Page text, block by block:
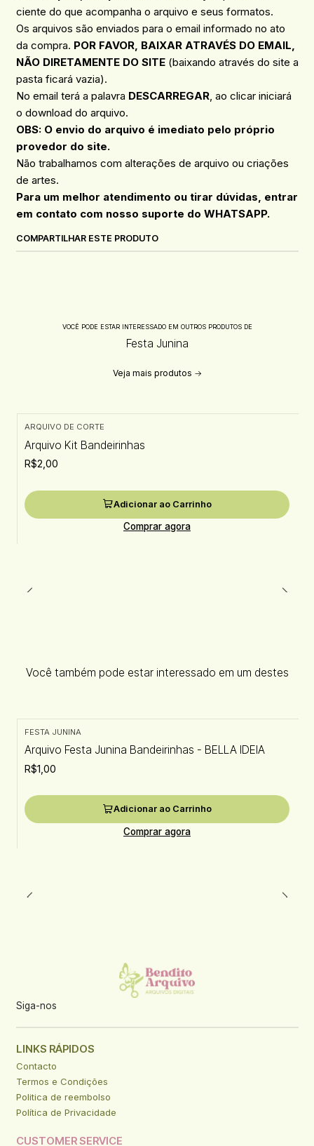
ciente do que acompanha o arquivo e seus formatos.
Os arquivos são enviados para o email informado no ato
da compra. POR FAVOR, BAIXAR ATRAVÉS DO EMAIL,
NÃO DIRETAMENTE DO SITE(baixando através do site a
pasta ficará vazia).
No email terá a palavra DESCARREGAR, ao clicar iniciará
o download do arquivo.
OBS: O envio do arquivo é imediato pelo próprio
provedor do site.
Não trabalhamos com alterações de arquivo ou criações
de artes.
Para um melhor atendimento ou tirar dúvidas, entrar
em contato com nosso suporte do WHATSAPP.
COMPARTILHAR ESTE PRODUTO
VOCÊ PODE ESTAR INTERESSADO EM OUTROS PRODUTOS DE
Festa Junina
Veja mais produtos
ARQUIVO DE CORTE
Arquivo Kit Bandeirinhas
R$2,00
Adicionar ao Carrinho
Comprar agora
Você também pode estar interessado em um destes
FESTA JUNINA
Arquivo Festa Junina Bandeirinhas - BELLA IDEIA
R$1,00
Adicionar ao Carrinho
Comprar agora
Siga-nos
LINKS RÁPIDOS
Contacto
Termos e Condições
Politica de reembolso
Política de Privacidade
CUSTOMER SERVICE